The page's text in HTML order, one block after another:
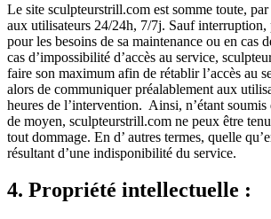
Le site sculpteurstrill.com est somme toute,
aux utilisateurs 24/24h, 7/7j. Sauf interruption,
pour les besoins de sa maintenance ou en cas
cas d’impossibilité d’accès au service,
faire son maximum afin de rétablir l’accès au
alors de communiquer préalablement aux
heures de l’intervention. Ainsi, n’étant soumis
de moyen, sculpteurstrill.com ne peux être
tout dommage. En d’ autres termes, quelle
résultant d’une indisponibilité du service.
4. Propriété intellectuelle :